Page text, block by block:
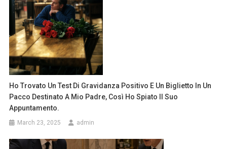
Ho Trovato Un Test Di Gravidanza Positivo E Un Biglietto In Un
Pacco Destinato A Mio Padre, Così Ho Spiato Il Suo
Appuntamento.
March 23, 2025 admin